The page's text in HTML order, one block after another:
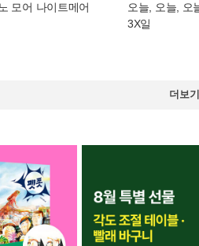
노 모어 나이트메어
오늘, 오늘, 오
3X일
더보기